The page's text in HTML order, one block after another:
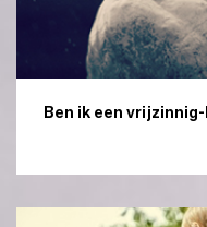
Ben ik een